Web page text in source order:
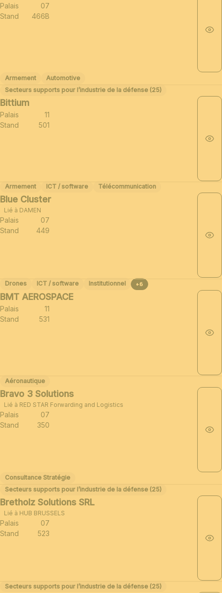
Palais
07
Stand
466B
Armement
Automotive
Secteurs supports pour l’industrie de la défense (25)
Bittium
Palais
11
Stand
501
Armement ICT / software Télécommunication
Blue Cluster
Lié à DAMEN
Palais
07
Stand
449
Drones ICT / software Institutionnel +6
BMT AEROSPACE
Palais
11
Stand
531
Aéronautique
Bravo 3 Solutions
Lié à RED STAR Forwarding and Logistics
Palais
07
Stand
350
Consultance Stratégie
Secteurs supports pour l’industrie de la défense (25)
Bretholz Solutions SRL
Lié à HUB BRUSSELS
Palais
07
Stand
523
Secteurs supports pour l’industrie de la défense (25)